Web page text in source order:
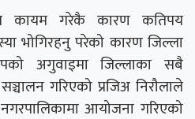
कायम गरेकै कारण कतिपय
भोगिरहनु परेको कारण जिल्ला
अगुवाइमा जिल्लाका सबै
गरिएको प्रजिअ निरौलाले
आयोजना गरिएको